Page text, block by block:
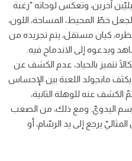
آخرين، وتعكس لوحاته "رغبة
خطّ المحيط، المساحة، اللون،
كيان مستقل، يتم تجريده من
ويدعوه إلى الاندماج فيه.
تتميز بالحياد، عدم الكشف عن
مانجولد اللعبة بين الإحساس
الكشف عنه للوهلة الثانية،
اليدويّ. ومع ذلك، من الصعب
يرجع إلى يد الرسّام، أو